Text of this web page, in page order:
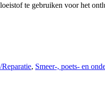
te gebruiken voor het
, Smeer-, poets- en